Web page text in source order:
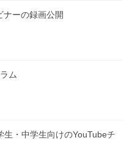
ナーの録画公開
ム
・中学生向けのYouTubeチ